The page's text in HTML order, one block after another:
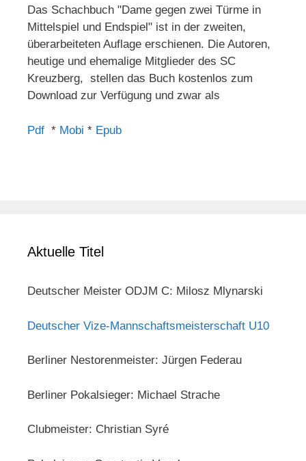
Das Schachbuch "Dame gegen zwei Türme in
Mittelspiel und Endspiel" ist in der zweiten,
überarbeiteten Auflage erschienen. Die Autoren,
heutige und ehemalige Mitglieder des SC
Kreuzberg, stellen das Buch kostenlos zum
Download zur Verfügung und zwar als
Pdf * Mobi * Epub
Aktuelle Titel
Deutscher Meister ODJM C: Milosz Mlynarski
Deutscher Vize-Mannschaftsmeisterschaft U10
Berliner Nestorenmeister: Jürgen Federau
Berliner Pokalsieger: Michael Strache
Clubmeister: Christian Syré